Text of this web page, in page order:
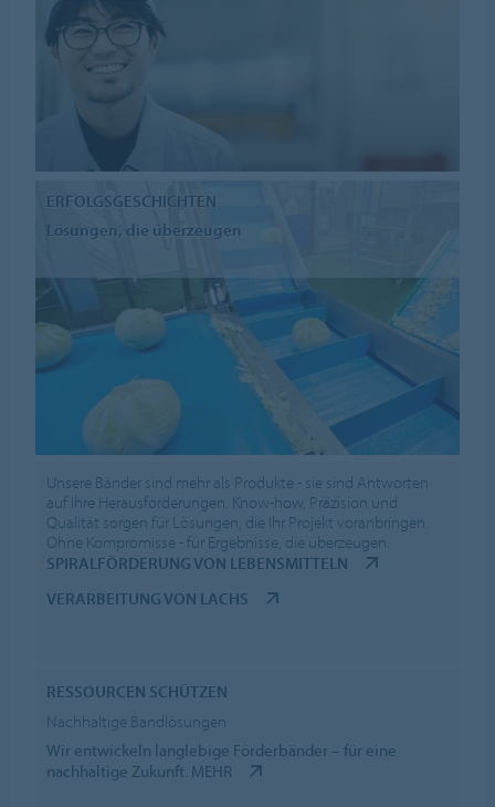
ERFOLGSGESCHICHTEN
Lösungen, die überzeugen
Unsere Bänder sind mehr als Produkte - sie sind Antworten
auf Ihre Herausforderungen. Know-how, Präzision und
Qualität sorgen für Lösungen, die Ihr Projekt voranbringen.
Ohne Kompromisse - für Ergebnisse, die überzeugen.
SPIRALFÖRDERUNG VON LEBENSMITTELN
VERARBEITUNG VON LACHS
RESSOURCEN SCHÜTZEN
Nachhaltige Bandlösungen
Wir entwickeln langlebige Förderbänder – für eine
nachhaltige Zukunft. MEHR